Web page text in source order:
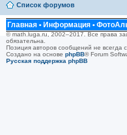
Список форумов
Главная • Информация •
© math.luga.ru, 2002–2017. Все права
обязательна.
Позиция авторов сообщений не всегда
Создано на основе phpBB® Forum
Русская поддержка phpBB